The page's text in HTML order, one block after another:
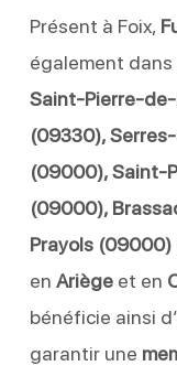
Présent à Foix,
également dans
Saint-Pierre-
(09330),
(09000), Saint-
(09000),
Prayols
en Ariègeet en
bénéficie ainsi
garantir une